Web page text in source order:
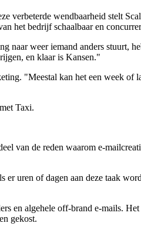
verbeterde wendbaarheid stelt
het bedrijf schaalbaar en
naar weer iemand anders stuurt,
en klaar is Kansen."
"Meestal kan het een week of
Taxi.
van de reden waarom e-
uren of dagen aan deze taak
en algehele off-brand e-mails.
gekost.